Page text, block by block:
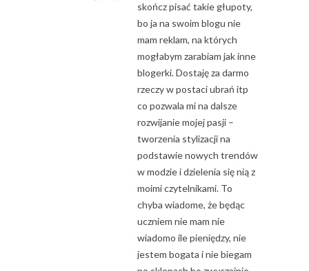
skończ pisać takie głupoty,
bo ja na swoim blogu nie
mam reklam, na których
mogłabym zarabiam jak inne
blogerki. Dostaję za darmo
rzeczy w postaci ubrań itp
co pozwala mi na dalsze
rozwijanie mojej pasji –
tworzenia stylizacji na
podstawie nowych trendów
w modzie i dzielenia się nią z
moimi czytelnikami. To
chyba wiadome, że będąc
uczniem nie mam nie
wiadomo ile pieniędzy, nie
jestem bogata i nie biegam